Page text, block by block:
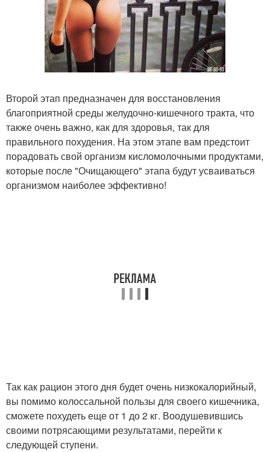
Второй этап предназначен для восстановления
благоприятной среды желудочно-кишечного тракта, что
также очень важно, как для здоровья, так для
правильного похудения. На этом этапе вам предстоит
порадовать свой организм кисломолочными продуктами,
которые после "Очищающего" этапа будут усваиваться
организмом наиболее эффективно!
Так как рацион этого дня будет очень низкокалорийный,
вы помимо колоссальной пользы для своего кишечника,
сможете похудеть еще от 1 до 2 кг. Воодушевившись
своими потрясающими результатами, перейти к
следующей ступени.